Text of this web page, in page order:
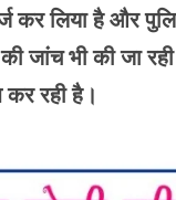
कर लिया है और
की जांच भी की जा
कर रही है।